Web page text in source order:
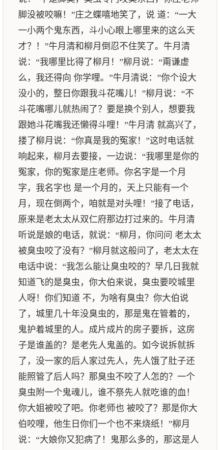
脚没被咬嘛！”庄之蝶嘻地笑了，说 道：“一大
一小两个鬼东西，斗小心眼上哪里来的这么天
才？！”牛月清和柳月倒忍不住笑了。牛月清
说：“我哪里比得了柳月！”柳月说：“甭谦虚
么，我还得向 你学哩。”牛月清说：”你个设大
没小的，整日你跟我斗花嘴儿！”柳月说：“不
斗花嘴哪儿就热闹了？要是换个别人，想要我
跟她斗花嘴我还懒得斗哩！”牛月清 就高兴了，
搂了柳月说：“你真是我的冤家！”这时电话就
响起来，柳月去要接，一边说：“我哪里是你的
冤家，你的冤家是庄老师。你名字是一个月
字，我名字也 是一个月的，天上只能有一个
月，现在倒两个，咱就是对头哩！”接了电话，
原来是老太太从双仁府那边打过来的。牛月清
听说是娘的电话，就说：“柳月，你问问 老太太
被臭虫咬了没有？”柳月就这般问了，老太太在
电话中说：“我怎么能让臭虫咬的？早几日我就
知道飞的是臭虫，你大伯来说，臭虫要咬城里
人呀！你们知道 不，为啥有臭虫？你大伯说
了，城里几十年没臭虫的，那是鬼在管着的，
鬼护着城里的人。成片成片的房子要拆，这房
子是谁盖的？是老先人鬼盖的。如今说拆就拆
了，没一家的后人家过先人，先人饿了肚子还
能照管了后人吗？那臭虫不咬了人怎的？一个
臭虫附一个鬼魂儿，谁不祭先人就吃谁的血！
你大姐被咬了吧。你老师也 被咬了？那是你大
伯咬哩，他生日你们一个也不来烧纸！”柳月
说：“大娘你又犯病了！鬼那么多的，那这是人